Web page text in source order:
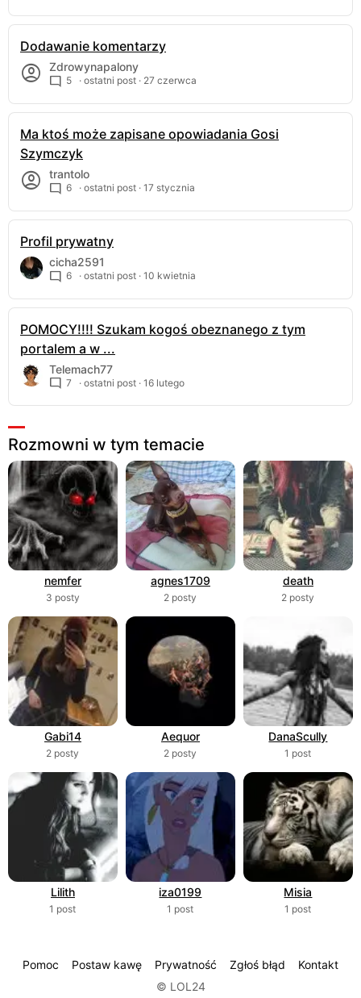
Dodawanie komentarzy
Zdrowynapalony
5 · ostatni post · 27 czerwca
Ma ktoś może zapisane opowiadania Gosi
Szymczyk
trantolo
6 · ostatni post · 17 stycznia
Profil prywatny
cicha2591
6 · ostatni post · 10 kwietnia
POMOCY!!!! Szukam kogoś obeznanego z tym
portalem a w ...
Telemach77
7 · ostatni post · 16 lutego
Rozmowni w tym temacie
nemfer
3 posty
agnes1709
2 posty
death
2 posty
Gabi14
2 posty
Aequor
2 posty
DanaScully
1 post
Lilith
1 post
iza0199
1 post
Misia
1 post
Pomoc Postaw kawę Prywatność Zgłoś błąd
Kontakt
© LOL24